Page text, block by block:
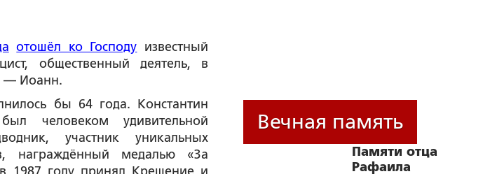
отошёл ко Господу известный
общественный деятель, в
— Иоанн.
бы 64 года. Константин
человеком удивительной
участник уникальных
награждённый медалью «За
1987 году принял Крещение и
Вечная память
Памяти отца
Рафаила